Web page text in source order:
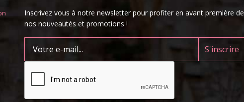
Inscrivez vous à notre newsletter pour profiter en avant première de
nos nouveautés et promotions !